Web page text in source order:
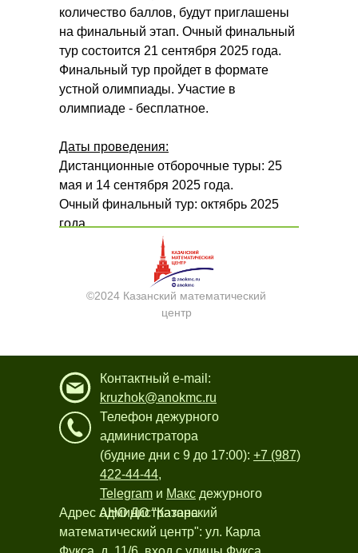
количество баллов, будут приглашены
на финальный этап. Очный финальный
тур состоится 21 сентября 2025 года.
Финальный тур пройдет в формате
устной олимпиады. Участие в
олимпиаде - бесплатное.
Даты проведения:
Дистанционные отборочные туры: 25
мая и 14 сентября 2025 года.
Очный финальный тур: октябрь 2025
года.
Дополнительная информации по
©2024 Казанский математический
центр
Адрес АНО ДО "Казанский
математический центр": ул. Карла
Контактный e-mail:
kruzhok@anokmc.ru
Телефон дежурного
администратора
(будние дни с 9 до 17:00): +7 (987)
422-44-44,
Telegram и Макс дежурного
администратора